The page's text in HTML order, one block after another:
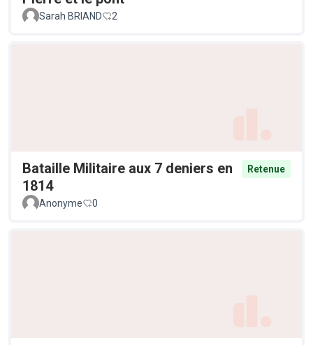
Sarah BRIAND 2
Bataille Militaire aux 7 deniers en
1814
Retenue
Anonyme 0